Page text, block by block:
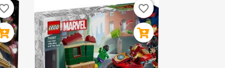
favorite_border